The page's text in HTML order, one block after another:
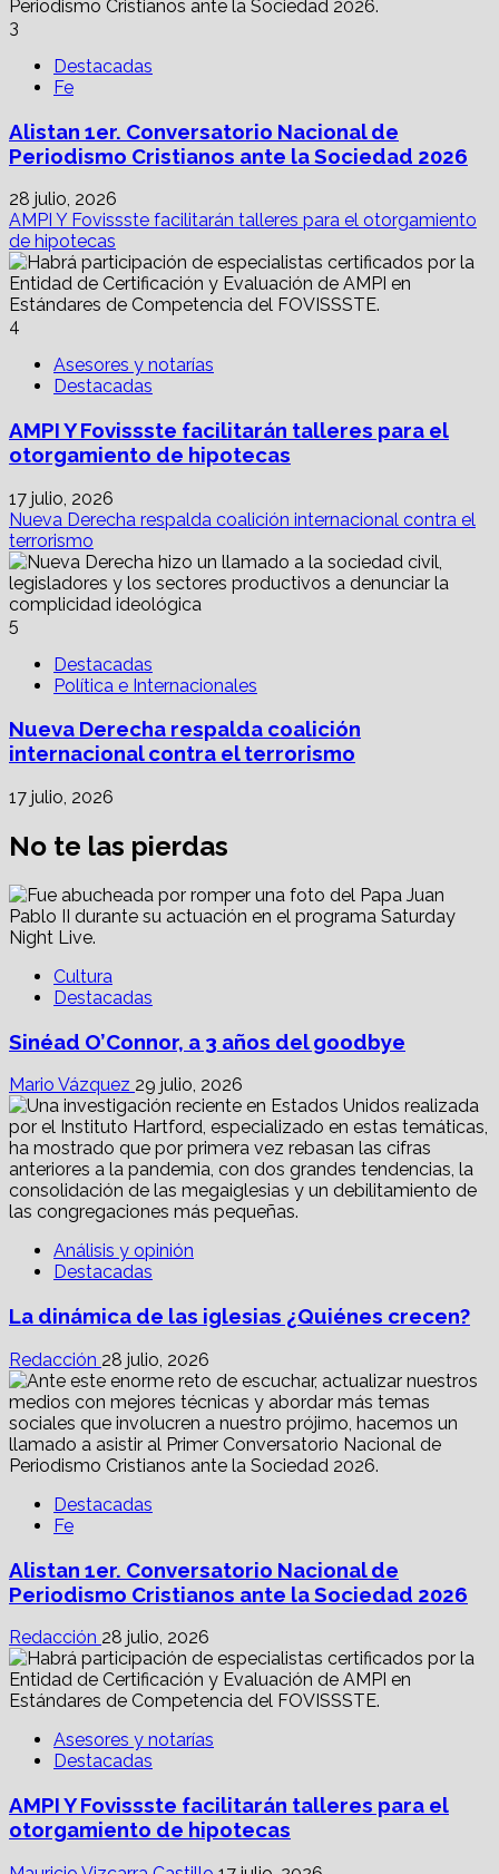
3
Destacadas
Fe
Alistan 1er. Conversatorio Nacional de
Periodismo Cristianos ante la Sociedad 2026
28 julio, 2026
AMPI Y Fovissste facilitarán talleres para el otorgamiento
de hipotecas
4
Asesores y notarías
Destacadas
AMPI Y Fovissste facilitarán talleres para el
otorgamiento de hipotecas
17 julio, 2026
Nueva Derecha respalda coalición internacional contra el
terrorismo
5
Destacadas
Política e Internacionales
Nueva Derecha respalda coalición
internacional contra el terrorismo
17 julio, 2026
No te las pierdas
Cultura
Destacadas
Sinéad O’Connor, a 3 años del goodbye
Mario Vázquez 29 julio, 2026
Análisis y opinión
Destacadas
La dinámica de las iglesias ¿Quiénes crecen?
Redacción 28 julio, 2026
Destacadas
Fe
Alistan 1er. Conversatorio Nacional de
Periodismo Cristianos ante la Sociedad 2026
Redacción 28 julio, 2026
Asesores y notarías
Destacadas
AMPI Y Fovissste facilitarán talleres para el
otorgamiento de hipotecas